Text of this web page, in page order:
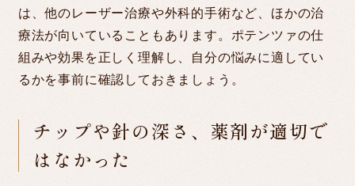
は、他のレーザー治療や外科的手術など、ほかの治
療法が向いていることもあります。ポテンツァの仕
組みや効果を正しく理解し、自分の悩みに適してい
るかを事前に確認しておきましょう。
チップや針の深さ、薬剤が適切で
はなかった